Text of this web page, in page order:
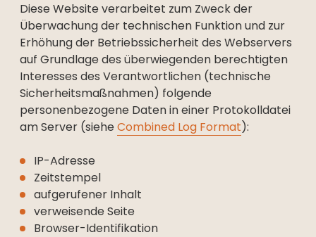
Diese Website verarbeitet zum Zweck der
Überwachung der technischen Funktion und zur
Erhöhung der Betriebssicherheit des Webservers
auf Grundlage des überwiegenden berechtigten
Interesses des Verantwortlichen (technische
Sicherheitsmaßnahmen) folgende
personenbezogene Daten in einer Protokolldatei
am Server (siehe Combined Log Format):
IP-Adresse
Zeitstempel
aufgerufener Inhalt
verweisende Seite
Browser-Identifikation